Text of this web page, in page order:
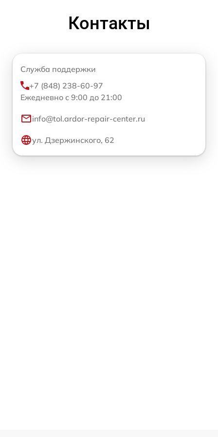
Контакты
Служба поддержки
+7 (848) 238-60-97
Ежедневно с 9:00 до 21:00
info@tol.ardor-repair-center.ru
ул. Дзержинского, 62